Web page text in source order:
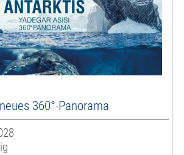
360°-Panorama